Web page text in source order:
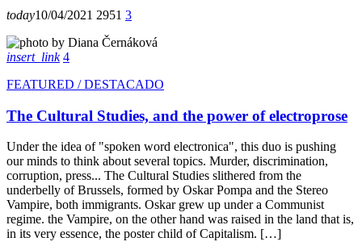
today10/04/2021 2951 3
insert_link 4
FEATURED / DESTACADO
The Cultural Studies, and the power of electroprose
Under the idea of "spoken word electronica", this duo is pushing
our minds to think about several topics. Murder, discrimination,
corruption, press... The Cultural Studies slithered from the
underbelly of Brussels, formed by Oskar Pompa and the Stereo
Vampire, both immigrants. Oskar grew up under a Communist
regime. the Vampire, on the other hand was raised in the land that is,
in its very essence, the poster child of Capitalism. […]